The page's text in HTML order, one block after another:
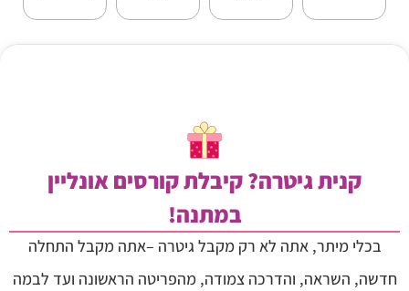
בצבע
Smiger
קנית גיטרה? קיבלת קורסים אונליין
במתנה!
בכלי מיתר, אתה לא רק מקבל גיטרה –אתה מקבל התחלה
חדשה, השראה, והדרכה צמודה, מהפריטה הראשונה ועד לבמה